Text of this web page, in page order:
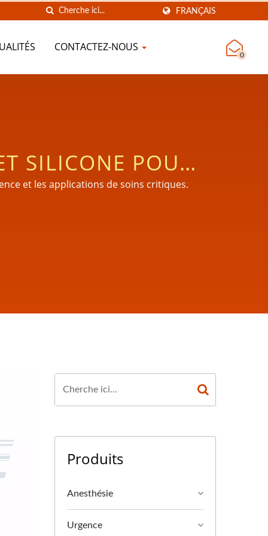
FRANÇAIS
CONTACTEZ-NOUS
0
SILICONE POUR
et les applications de soins critiques.
Produits
Anesthésie
Urgence